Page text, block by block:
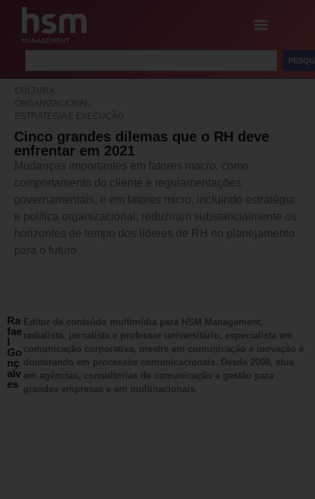
CULTURA
ORGANIZACIONAL,
ESTRATÉGIA E EXECUÇÃO
Cinco grandes dilemas que o RH deve
enfrentar em 2021
Mudanças importantes em fatores macro, como
comportamento do cliente e regulamentações
governamentais, e em fatores micro, incluindo estratégia
e política organizacional, reduziram substancialmente os
horizontes de tempo dos líderes de RH no planejamento
para o futuro
Ra
fae
l
Go
nç
alv
es
Editor de conteúdo multimídia para HSM Management,
radialista, jornalista e professor universitário, especialista em
comunicação corporativa, mestre em comunicação e inovação e
doutorando em processos comunicacionais. Desde 2008, atua
em agências, consultorias de comunicação e gestão para
grandes empresas e em multinacionais.